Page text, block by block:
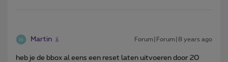
Martin Forum|Forum|8 years ago
heb je de bbox al eens een reset laten uitvoeren door 20